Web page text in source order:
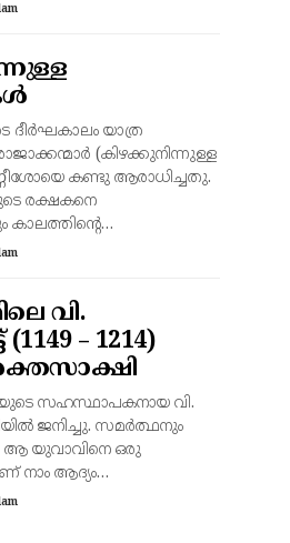
ദീർഘകാലം യാത്ര
(കിഴക്കുനിന്നുള്ള
കണ്ടു ആരാധിച്ചതു.
രക്ഷകനെ
കാലത്തിന്റെ…
വി.
– 1214)
സഹസ്ഥാപകനായ വി.
ജനിച്ചു. സമർത്ഥനും
ആ യുവാവിനെ ഒരു
നാം ആദ്യം…